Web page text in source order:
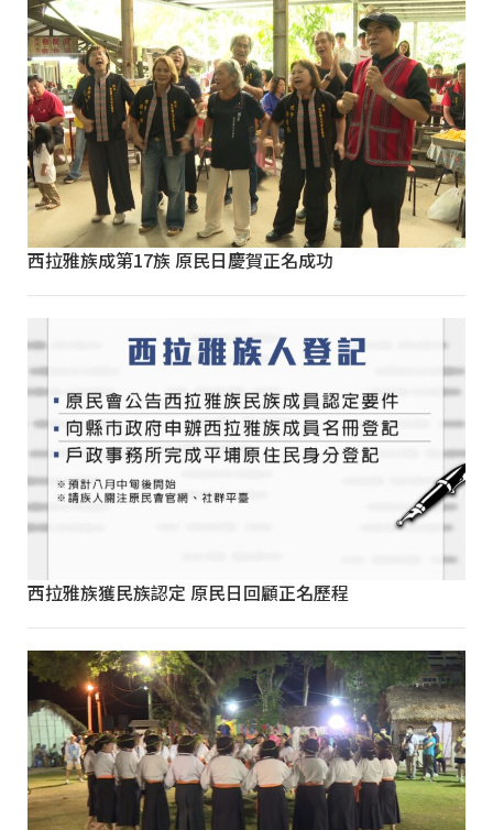
西拉雅族成第17族 原民日慶賀正名成功
西拉雅族獲民族認定 原民日回顧正名歷程